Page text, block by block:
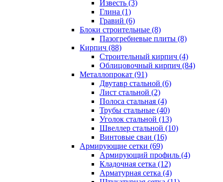
Известь (3)
Глина (1)
Гравий (6)
Блоки строительные (8)
Пазогребневые плиты (8)
Кирпич (88)
Строительный кирпич (4)
Облицовочный кирпич (84)
Металлопрокат (91)
Двутавр стальной (6)
Лист стальной (2)
Полоса стальная (4)
Трубы стальные (40)
Уголок стальной (13)
Швеллер стальной (10)
Винтовые сваи (16)
Армирующие сетки (69)
Армирующий профиль (4)
Кладочная сетка (12)
Арматурная сетка (4)